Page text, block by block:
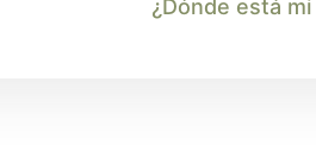
¿Dónde está